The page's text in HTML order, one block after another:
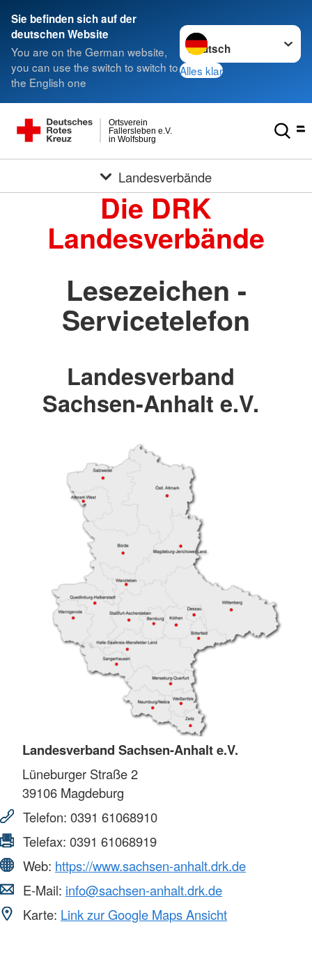
Sie befinden sich auf der
deutschen Website
You are on the German website,
you can use the switch to switch to
the English one
Sprache wechseln zu
Alles klar
in Wolfsburg
Fallersleben e.V.
Ortsverein
Landesverbände
Die DRK
Landesverbände
Lesezeichen -
Servicetelefon
Landesverband
Sachsen-Anhalt e.V.
Landesverband Sachsen-Anhalt e.V.
Lüneburger Straße 2
39106 Magdeburg
Telefon: 0391 61068910
Telefax: 0391 61068919
Web: https://www.sachsen-anhalt.drk.de
E-Mail: info@sachsen-anhalt.drk.de
Karte: Link zur Google Maps Ansicht